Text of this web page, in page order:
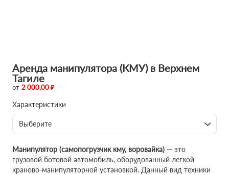
Аренда манипулятора (КМУ) в Верхнем
Тагиле
от 2 000,00 ₽
Характеристики
Выберите
Манипулятор (самопогрузчик кму, воровайка) — это
грузовой ботовой автомобиль, оборудованный легкой
краново-манипуляторной установкой. Данный вид техники